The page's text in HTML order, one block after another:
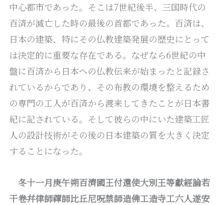
中心都市であった。そこは7世紀後半、三国時代の
百済が滅亡した時の最後の首都であった。百済は、
日本の建築、特にその仏教建築発展の歴史にとって
は決定的に重要な存在である。なぜなら6世紀の中
盤に百済から日本への仏教伝来が始まったと記録さ
れているからであり、その布教の環境を整えるため
の専門の工人が百済から渡来してきたことが日本書
紀に記されている。そして彼らの中にいた建築工匠
人の設計技術がその後の日本建築の質を大きく決定
することになった。
冬十一月庚午朔百濟國王付還使大別王等獻經論若
干卷幷律師禪師比丘尼呪禁師造佛工造寺工六人遂安